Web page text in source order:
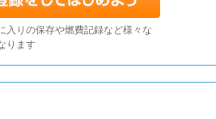
入りの保存や燃費記録など様々な
ります